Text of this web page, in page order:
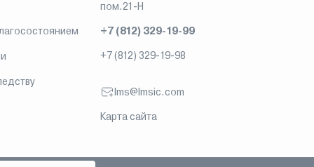
пом.21-Н
+7 (812) 329-19-99
+7 (812) 329-19-98
lms@lmsic.com
Карта сайта